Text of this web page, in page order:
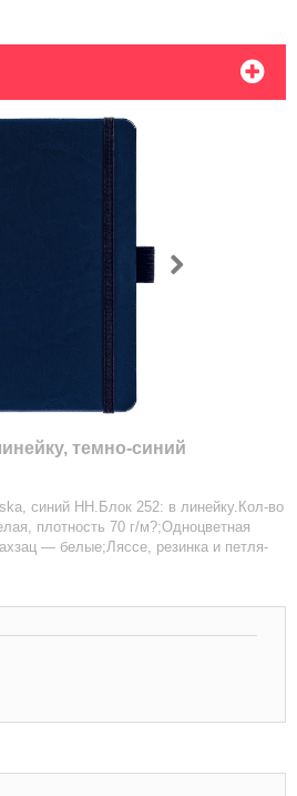
темно-синий
синий HH.Блок 252: в линейку.Кол-во
плотность 70 г/м?;Одноцветная
— белые;Ляссе, резинка и петля-